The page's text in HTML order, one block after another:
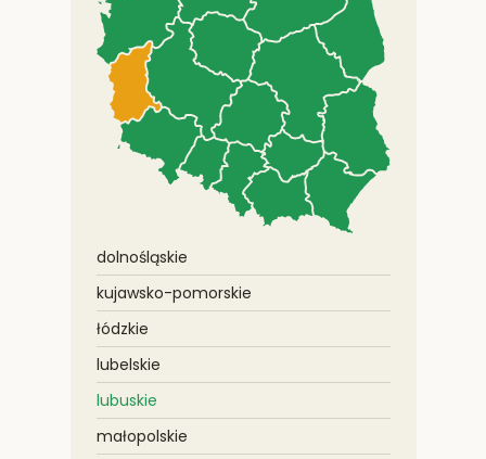
dolnośląskie
kujawsko-pomorskie
łódzkie
lubelskie
lubuskie
małopolskie